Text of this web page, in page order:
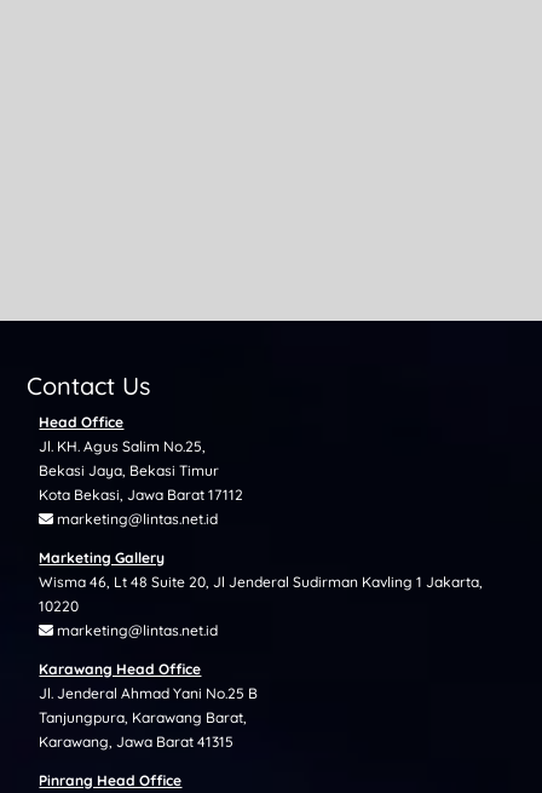
Contact Us
Head Office
Jl. KH. Agus Salim No.25,
Bekasi Jaya, Bekasi Timur
Kota Bekasi, Jawa Barat 17112
marketing@lintas.net.id
Marketing Gallery
Wisma 46, Lt 48 Suite 20, Jl Jenderal Sudirman Kavling 1 Jakarta,
10220
marketing@lintas.net.id
Karawang Head Office
Jl. Jenderal Ahmad Yani No.25 B
Tanjungpura, Karawang Barat,
Karawang, Jawa Barat 41315
Pinrang Head Office